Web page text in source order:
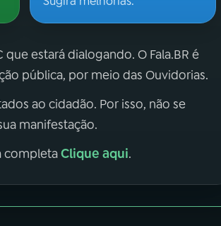
estará dialogando. O Fala.BR é
pública, por meio das Ouvidorias.
ao cidadão. Por isso, não se
manifestação.
completaClique aqui.